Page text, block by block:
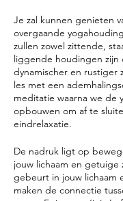
Je zal kunnen genieten
overgaande
zullen zowel zittende,
liggende houdingen zijn
dynamischer en rustiger
les met een
meditatie waarna we de
opbouwen om af te
eindrelaxatie.
De nadruk ligt op
jouw lichaam en getuige
gebeurt in jouw lichaam
maken de connectie